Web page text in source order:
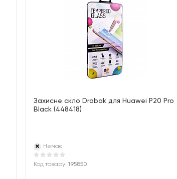
Захисне скло Drobak для Huawei P20 Pro
Black (448418)
Немає
Код товару:195850